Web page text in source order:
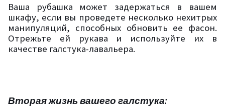
Ваша рубашка может задержаться в вашем
шкафу, если вы проведете несколько нехитрых
манипуляций, способных обновить ее фасон.
Отрежьте ей рукава и используйте их в
качестве галстука-лавальера.
Вторая жизнь вашего галстука: